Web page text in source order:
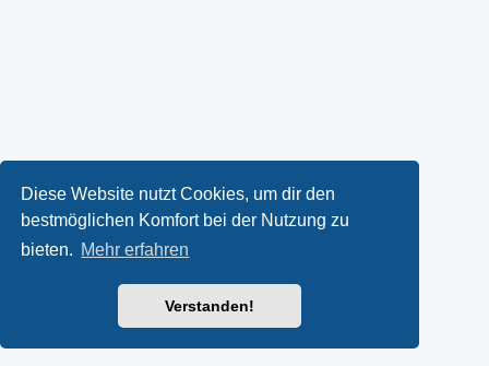
Diese Website nutzt Cookies, um dir den
bestmöglichen Komfort bei der Nutzung zu
bieten. Mehr erfahren
Verstanden!